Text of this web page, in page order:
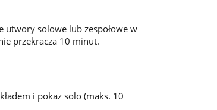
solowe lub zespołowe w
przekracza 10 minut.
i pokaz solo (maks. 10